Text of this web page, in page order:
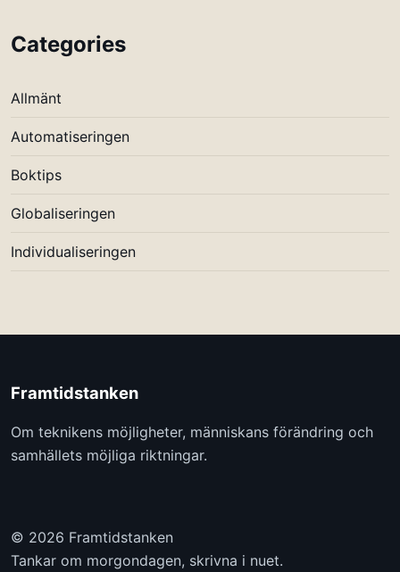
Categories
Allmänt
Automatiseringen
Boktips
Globaliseringen
Individualiseringen
Framtidstanken
Om teknikens möjligheter, människans förändring och
samhällets möjliga riktningar.
© 2026 Framtidstanken
Tankar om morgondagen, skrivna i nuet.